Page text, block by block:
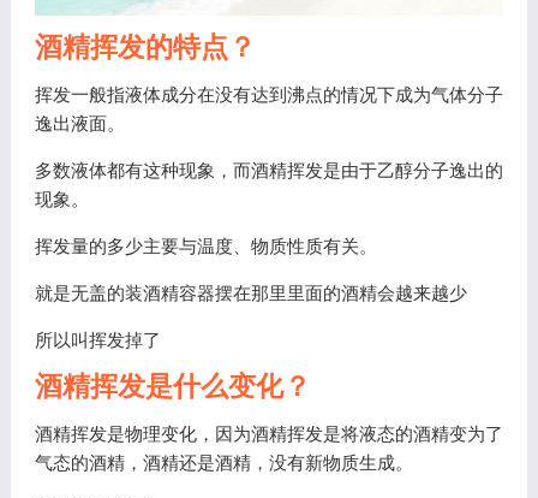
酒精挥发的特点？
挥发一般指液体成分在没有达到沸点的情况下成为气体分子
逸出液面。
多数液体都有这种现象，而酒精挥发是由于乙醇分子逸出的
现象。
挥发量的多少主要与温度、物质性质有关。
就是无盖的装酒精容器摆在那里里面的酒精会越来越少
所以叫挥发掉了
酒精挥发是什么变化？
酒精挥发是物理变化，因为酒精挥发是将液态的酒精变为了
气态的酒精，酒精还是酒精，没有新物质生成。